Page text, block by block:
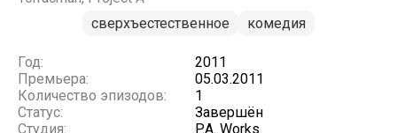
сверхъестественное
комедия
Год:
2011
Премьера:
05.03.2011
Количество эпизодов:
1
Статус:
Завершён
Студия:
P.A. Works